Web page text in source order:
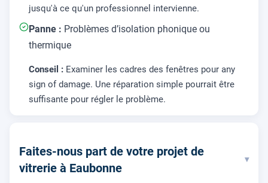
jusqu'à ce qu'un professionnel intervienne.
Panne : Problèmes d’isolation phonique ou
thermique
Conseil : Examiner les cadres des fenêtres pour any
sign of damage. Une réparation simple pourrait être
suffisante pour régler le problème.
Faites-nous part de votre projet de
vitrerie à Eaubonne
▾